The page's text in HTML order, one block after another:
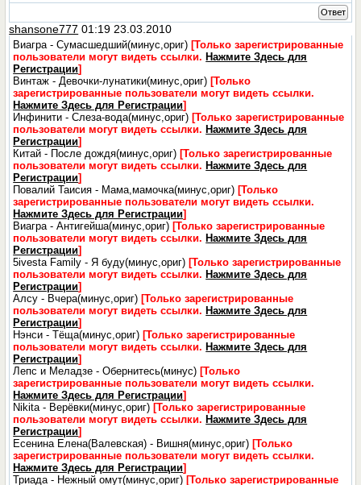
Ответ
shansone777 01:19 23.03.2010
Виагра - Сумасшедший(минус,ориг) [Только зарегистрированные
пользователи могут видеть ссылки. Нажмите Здесь для
Регистрации]
Винтаж - Девочки-лунатики(минус,ориг) [Только
зарегистрированные пользователи могут видеть ссылки.
Нажмите Здесь для Регистрации]
Инфинити - Слеза-вода(минус,ориг) [Только зарегистрированные
пользователи могут видеть ссылки. Нажмите Здесь для
Регистрации]
Китай - После дождя(минус,ориг) [Только зарегистрированные
пользователи могут видеть ссылки. Нажмите Здесь для
Регистрации]
Повалий Таисия - Мама,мамочка(минус,ориг) [Только
зарегистрированные пользователи могут видеть ссылки.
Нажмите Здесь для Регистрации]
Виагра - Антигейша(минус,ориг) [Только зарегистрированные
пользователи могут видеть ссылки. Нажмите Здесь для
Регистрации]
5ivesta Family - Я буду(минус,ориг) [Только зарегистрированные
пользователи могут видеть ссылки. Нажмите Здесь для
Регистрации]
Алсу - Вчера(минус,ориг) [Только зарегистрированные
пользователи могут видеть ссылки. Нажмите Здесь для
Регистрации]
Нэнси - Тёща(минус,ориг) [Только зарегистрированные
пользователи могут видеть ссылки. Нажмите Здесь для
Регистрации]
Лепс и Меладзе - Обернитесь(минус) [Только
зарегистрированные пользователи могут видеть ссылки.
Нажмите Здесь для Регистрации]
Nikita - Верёвки(минус,ориг) [Только зарегистрированные
пользователи могут видеть ссылки. Нажмите Здесь для
Регистрации]
Есенина Елена(Валевская) - Вишня(минус,ориг) [Только
зарегистрированные пользователи могут видеть ссылки.
Нажмите Здесь для Регистрации]
Триада - Нежный омут(минус,ориг) [Только зарегистрированные